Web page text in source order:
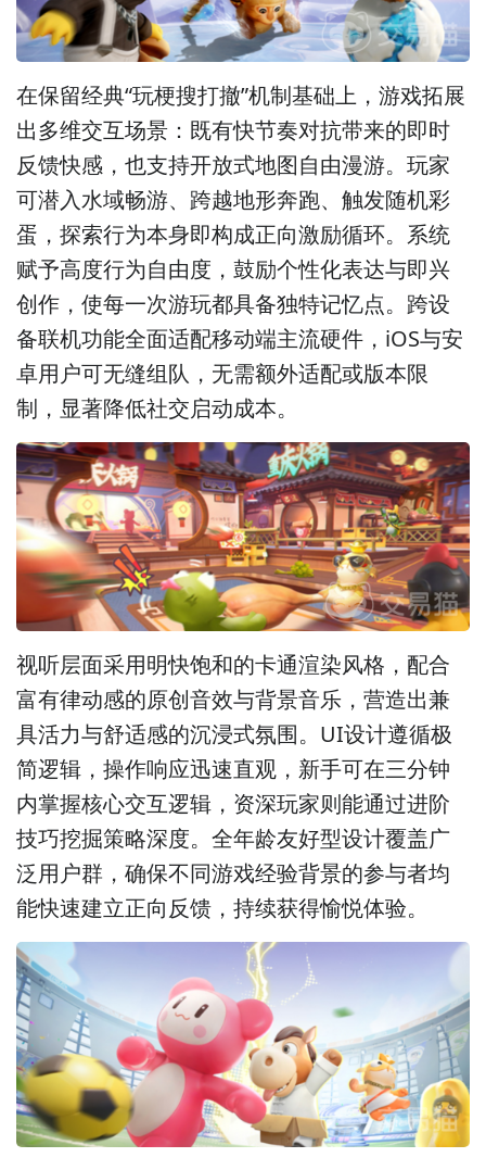
在保留经典“玩梗搜打撤”机制基础上，游戏拓展
出多维交互场景：既有快节奏对抗带来的即时
反馈快感，也支持开放式地图自由漫游。玩家
可潜入水域畅游、跨越地形奔跑、触发随机彩
蛋，探索行为本身即构成正向激励循环。系统
赋予高度行为自由度，鼓励个性化表达与即兴
创作，使每一次游玩都具备独特记忆点。跨设
备联机功能全面适配移动端主流硬件，iOS与安
卓用户可无缝组队，无需额外适配或版本限
制，显著降低社交启动成本。
视听层面采用明快饱和的卡通渲染风格，配合
富有律动感的原创音效与背景音乐，营造出兼
具活力与舒适感的沉浸式氛围。UI设计遵循极
简逻辑，操作响应迅速直观，新手可在三分钟
内掌握核心交互逻辑，资深玩家则能通过进阶
技巧挖掘策略深度。全年龄友好型设计覆盖广
泛用户群，确保不同游戏经验背景的参与者均
能快速建立正向反馈，持续获得愉悦体验。